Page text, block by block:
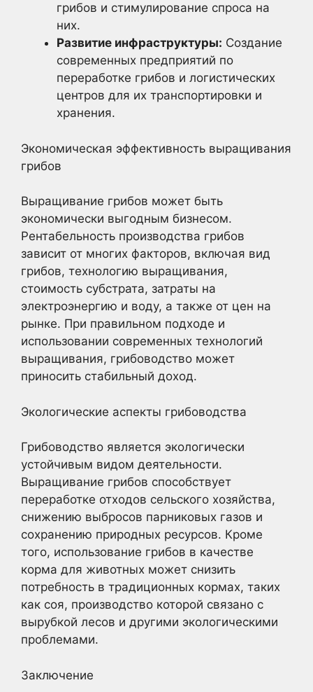
грибов и стимулирование спроса на
них.
Развитие инфраструктуры: Создание
современных предприятий по
переработке грибов и логистических
центров для их транспортировки и
хранения.
Экономическая эффективность выращивания
грибов
Выращивание грибов может быть
экономически выгодным бизнесом.
Рентабельность производства грибов
зависит от многих факторов, включая вид
грибов, технологию выращивания,
стоимость субстрата, затраты на
электроэнергию и воду, а также от цен на
рынке. При правильном подходе и
использовании современных технологий
выращивания, грибоводство может
приносить стабильный доход.
Экологические аспекты грибоводства
Грибоводство является экологически
устойчивым видом деятельности.
Выращивание грибов способствует
переработке отходов сельского хозяйства,
снижению выбросов парниковых газов и
сохранению природных ресурсов. Кроме
того, использование грибов в качестве
корма для животных может снизить
потребность в традиционных кормах, таких
как соя, производство которой связано с
вырубкой лесов и другими экологическими
проблемами.
Заключение